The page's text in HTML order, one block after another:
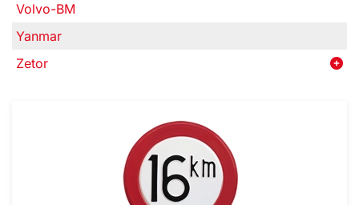
Volvo-BM
Yanmar
Zetor